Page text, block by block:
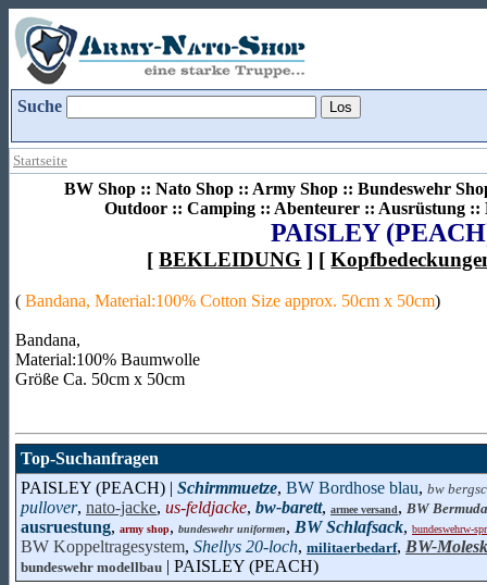
Suche
Startseite
BW Shop :: Nato Shop :: Army Shop :: Bundeswehr
Outdoor :: Camping :: Abenteurer :: Ausrüstung ::
PAISLEY
[BEKLEIDUNG ] [
( Bandana, Material:100% Cotton Size approx. 50cm x 50cm)
Bandana,
Material:100% Baumwolle
Größe Ca. 50cm x 50cm
Top-Suchanfragen
PAISLEY (PEACH) | Schirmmuetze, BW Bordhose blau, bw
pullover, nato-jacke, us-feldjacke, bw-barett, armee versand, BW Bermuda
ausruestung, army shop, bundeswehr uniformen, BW Schlafsack, bundeswehrw-
BW Koppeltragesystem, Shellys 20-loch, militaerbedarf, BW-
bundeswehr modellbau | PAISLEY (PEACH)